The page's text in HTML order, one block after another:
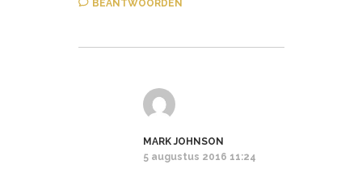
BEANTWOORDEN
MARK JOHNSON
5 augustus 2016 11:24